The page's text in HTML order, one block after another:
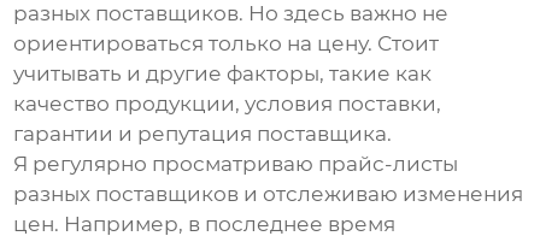
разных поставщиков. Но здесь важно не
ориентироваться только на цену. Стоит
учитывать и другие факторы, такие как
качество продукции, условия поставки,
гарантии и репутация поставщика.
Я регулярно просматриваю прайс-листы
разных поставщиков и отслеживаю изменения
цен. Например, в последнее время